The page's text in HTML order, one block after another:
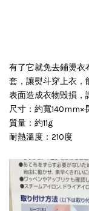
有了它就免去鋪燙衣
套，讓熨斗穿上衣，
表面造成衣物毀損，
尺寸：約寬140mm×
質量：約11g
耐熱溫度：210度